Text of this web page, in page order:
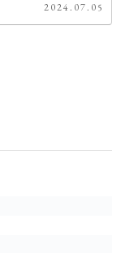
2024.07.05